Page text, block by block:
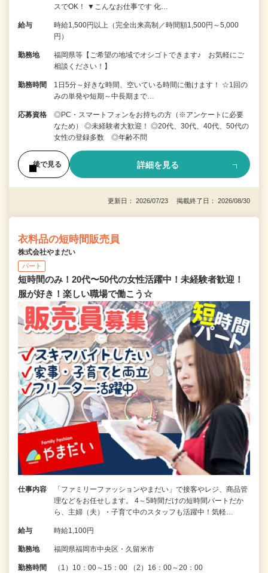
スでOK！ ▼こんなお仕事です 化…
給与
時給1,500円以上（完全出来高制／時間額1,500円～5,000
円）
勤務地
福岡県等【ご希望の地域でオシゴトできます♪ お気軽にご
相談ください！】
勤務時間
1日5分～好きな時間、空いている時間に働けます！ ☆1回の
みの単発や短期～中長期まで…
応募資格
◎PC・スマートフォンをお持ちの方（※アンケートに必要
なため） ◎未経験者大歓迎！ ◎20代、30代、40代、50代の
女性の登録多数 ◎年齢不問
後で見る 詳細を見る
更新日： 2026/07/23 掲載終了日： 2026/08/30
衣料品の短時間販売員
株式会社やまだい
パート
短時間のみ！20代〜50代の女性活躍中！未経験者歓迎！
服が好き！楽しい職場で働こう☆
仕事内容
「ファミリーファッションやまだい」で接客やレジ、商品管
理などをお任せします。 4～5時間だけの短時間パートだか
ら、主婦（夫）・子育て中のスタッフも活躍中！気軽…
給与 時給1,100円
勤務地 福岡県福岡市中央区・久留米市
勤務時間 （1）10：00～15：00 （2）16：00～20：00